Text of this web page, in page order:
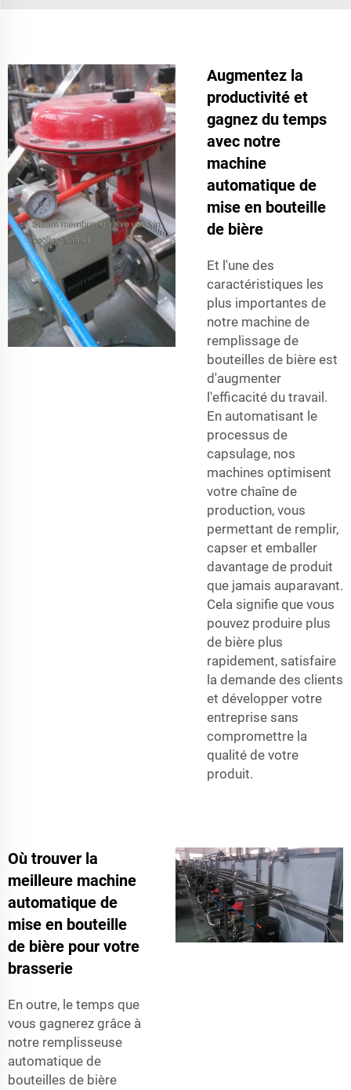
Augmentez la
productivité et
gagnez du temps
avec notre
machine
automatique de
mise en bouteille
de bière
Et l'une des
caractéristiques les
plus importantes de
notre machine de
remplissage de
bouteilles de bière est
d'augmenter
l'efficacité du travail.
En automatisant le
processus de
capsulage, nos
machines optimisent
votre chaîne de
production, vous
permettant de remplir,
capser et emballer
davantage de produit
que jamais auparavant.
Cela signifie que vous
pouvez produire plus
de bière plus
rapidement, satisfaire
la demande des clients
et développer votre
entreprise sans
compromettre la
qualité de votre
produit.
Où trouver la
meilleure machine
automatique de
mise en bouteille
de bière pour votre
brasserie
En outre, le temps que
vous gagnerez grâce à
notre remplisseuse
automatique de
bouteilles de bière